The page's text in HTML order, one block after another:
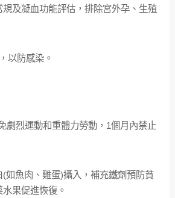
及凝血功能評估，排除宮外孕、生殖
以防感染。
劇烈運動和重體力勞動，1個月內禁止
如魚肉、雞蛋)攝入，補充鐵劑預防貧
果促進恢復。